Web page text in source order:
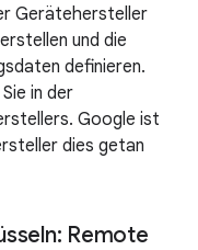
Gerätehersteller
und die
definieren.
in der
Google ist
dies getan
Remote